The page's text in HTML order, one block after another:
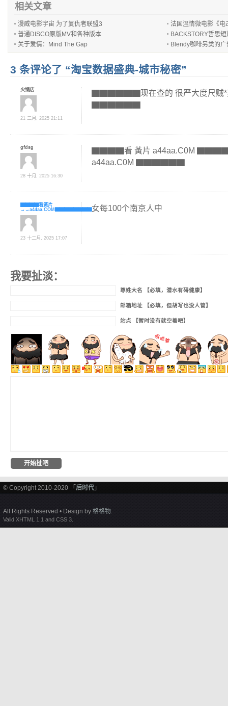
相关文章
漫威电影宇宙 为了复仇者联盟3
法国温情微电影《
普通DISCO原版MV和各种版本
BACKSTORY哲思
关于爱情：Mind The Gap
Blendy咖啡另类的广
3 条评论了 “淘宝数据盛典-城市秘密”
火锅店
21 二月, 2025 21:11
▇▇▇▇▇▇现在查的 很严大度尺贼*
▇▇▇▇▇▇
gfdsg
28 十月, 2025 16:30
▇▇▇▇看 黃片 a44aa.C0M
a44aa.C0M ▇▇▇▇▇▇
▇▇▇▇看黃片
→→a44aa.COM▇▇▇▇▇▇▇▇
23 十二月, 2025 17:07
女每100个南京人中
我要扯淡：
尊姓大名 【必填，潜水有碍健康】
邮箱地址 【必填，但胡写也没人管】
站点 【暂时没有就空着吧】
© Copyright 2010-2020 「 后时代 」
All Rights Reserved • Design by 格格物.
Valid XHTML 1.1 and CSS 3.